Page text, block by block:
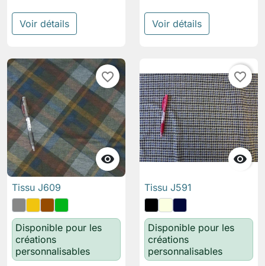
Voir détails Voir détails

favorite_border
Tissu J609
Disponible pour les
créations
personnalisables

favorite_border
Tissu J591
Disponible pour les
créations
personnalisables